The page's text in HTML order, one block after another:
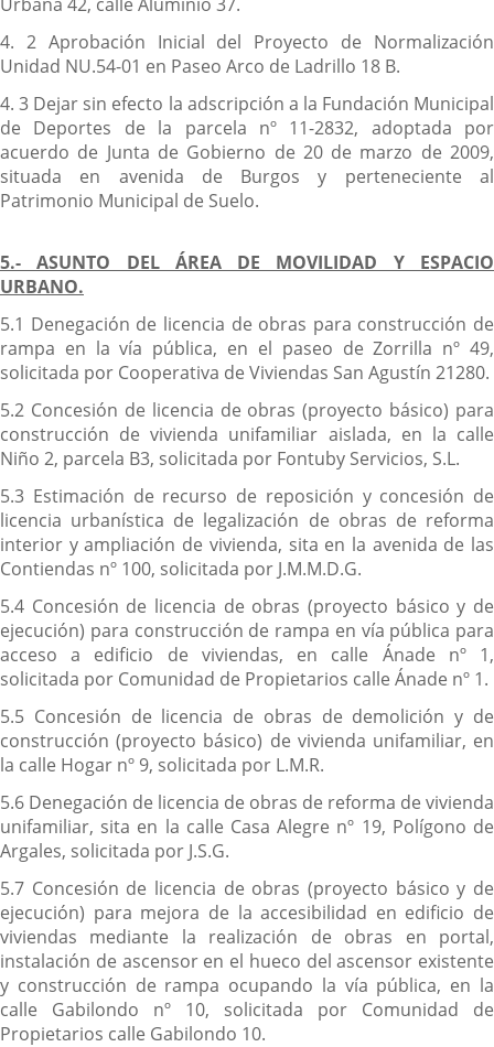
4. 2 Aprobación Inicial del Proyecto de Normalización
Unidad NU.54-01 en Paseo Arco de Ladrillo 18 B.
4. 3 Dejar sin efecto la adscripción a la Fundación Municipal
de Deportes de la parcela nº 11-2832, adoptada por
acuerdo de Junta de Gobierno de 20 de marzo de 2009,
situada en avenida de Burgos y perteneciente al
Patrimonio Municipal de Suelo.
5.- ASUNTO DEL ÁREA DE MOVILIDAD Y ESPACIO
URBANO.
5.1 Denegación de licencia de obras para construcción de
rampa en la vía pública, en el paseo de Zorrilla nº 49,
solicitada por Cooperativa de Viviendas San Agustín 21280.
5.2 Concesión de licencia de obras (proyecto básico) para
construcción de vivienda unifamiliar aislada, en la calle
Niño 2, parcela B3, solicitada por Fontuby Servicios, S.L.
5.3 Estimación de recurso de reposición y concesión de
licencia urbanística de legalización de obras de reforma
interior y ampliación de vivienda, sita en la avenida de las
Contiendas nº 100, solicitada por J.M.M.D.G.
5.4 Concesión de licencia de obras (proyecto básico y de
ejecución) para construcción de rampa en vía pública para
acceso a edificio de viviendas, en calle Ánade nº 1,
solicitada por Comunidad de Propietarios calle Ánade nº 1.
5.5 Concesión de licencia de obras de demolición y de
construcción (proyecto básico) de vivienda unifamiliar, en
la calle Hogar nº 9, solicitada por L.M.R.
5.6 Denegación de licencia de obras de reforma de vivienda
unifamiliar, sita en la calle Casa Alegre nº 19, Polígono de
Argales, solicitada por J.S.G.
5.7 Concesión de licencia de obras (proyecto básico y de
ejecución) para mejora de la accesibilidad en edificio de
viviendas mediante la realización de obras en portal,
instalación de ascensor en el hueco del ascensor existente
y construcción de rampa ocupando la vía pública, en la
calle Gabilondo nº 10, solicitada por Comunidad de
Propietarios calle Gabilondo 10.